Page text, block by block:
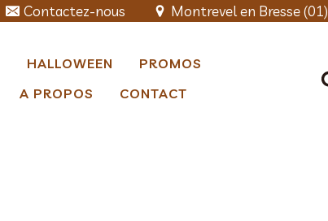
Contactez-nous Montrevel en Bresse (01)
HALLOWEEN
PROMOS
A PROPOS CONTACT